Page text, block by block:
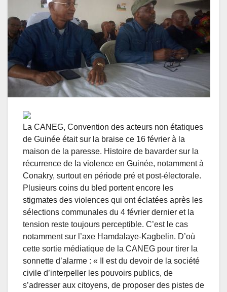
La CANEG, Convention des acteurs non étatiques
de Guinée était sur la braise ce 16 février à la
maison de la paresse. Histoire de bavarder sur la
récurrence de la violence en Guinée, notamment à
Conakry, surtout en période pré et post-électorale.
Plusieurs coins du bled portent encore les
stigmates des violences qui ont éclatées après les
sélections communales du 4 février dernier et la
tension reste toujours perceptible. C’est le cas
notamment sur l’axe Hamdalaye-Kagbelin. D’où
cette sortie médiatique de la CANEG pour tirer la
sonnette d’alarme : « Il est du devoir de la société
civile d’interpeller les pouvoirs publics, de
s’adresser aux citoyens, de proposer des pistes de